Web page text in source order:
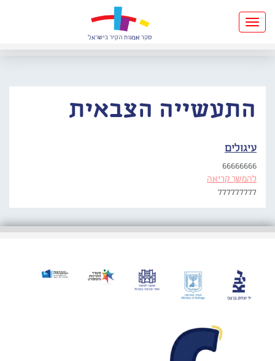
Toggle
navigation
התעשייה הצבאית
עיגולים
66666666
להמשך קריאה
777777777